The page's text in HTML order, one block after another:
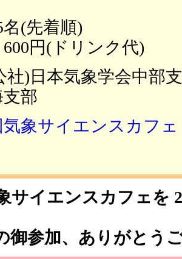
(先着順)
円(ドリンク代)
社)日本気象学会中部
部
気象サイエンスカフ
サイエンスカフェを
御参加、ありがとう